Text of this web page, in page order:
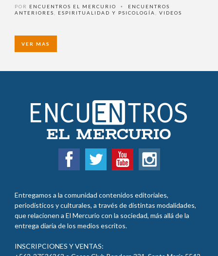
POR ENCUENTROS EL MERCURIO •
ENCUENTROS
ANTERIORES
ESPIRITUALIDAD Y PSICOLOGÍA VIDEOS
VER MAS
Entregamos a la comunidad contenidos editoriales,
periodísticos y culturales, a través de distintas modalidades,
que relacionen a El Mercurio con la sociedad, más allá de la
entrega diaria de los medios escritos.
INSCRIPCIONES Y VENTAS: